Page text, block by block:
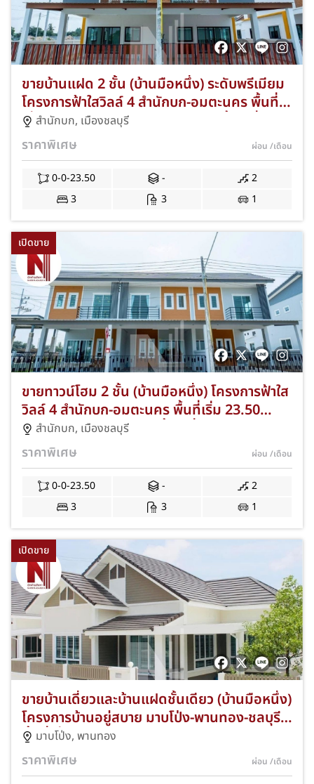
ขายบ้านแฝด 2 ชั้น (บ้านมือหนึ่ง) ระดับพรีเมียม
โครงการฟ้าใสวิลล์ 4 สำนักบก-อมตะนคร พื้นที่
เริ่ม 35.10 ตร.ว. 3 ห้องนอน 3 ห้องน้ำ 1 ที่จอด
รถ ทำเลดีใกล้นิคมอมตะนครและมอเตอร์เวย์
สาย 7 ดีไซน์หรูของแถมพรีเมียมจัดเต็ม ฟรีโอน
และจดจำนอง JS-376
สำนักบก, เมืองชลบุรี
ราคาพิเศษ ผ่อน /เดือน
0-0-23.50 -
2
3
3 1
เปิดขาย
ขายทาวน์โฮม 2 ชั้น (บ้านมือหนึ่ง) โครงการฟ้าใส
วิลล์ 4 สำนักบก-อมตะนคร พื้นที่เริ่ม 23.50
ตร.ว. 3 ห้องนอน 3 ห้องน้ำ 1 ที่จอดรถ ดีไซน์ทัน
สมัยใกล้ทางด่วนและแหล่งงานอมตะนคร ของ
แถมจัดเต็มกว่า 10 รายการ ฟรีโอนและจดจำนอง
JS-376
สำนักบก, เมืองชลบุรี
ราคาพิเศษ ผ่อน /เดือน
0-0-23.50 -
2
3
3 1
เปิดขาย
ขายบ้านเดี่ยวและบ้านแฝดชั้นเดียว (บ้านมือหนึ่ง)
โครงการบ้านอยู่สบาย มาบโป่ง-พานทอง-ชลบุรี
พื้นที่เริ่ม 38.00 ตร.ว. ฟังก์ชัน 2-3 ห้องนอน
ทำเลศักยภาพใกล้นิคมอมตะนครและมอเตอร์เวย์
สาย 7 ส่วนลดสูงสุด 300,000 บาท ฟรีของแถม
มาบโป่ง, พานทอง
ราคาพิเศษ ผ่อน /เดือน